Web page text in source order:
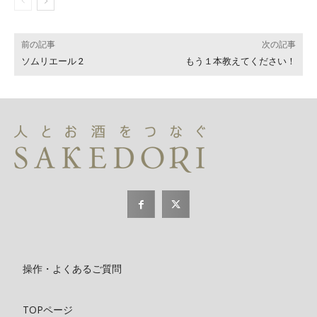
前の記事
ソムリエール 2
次の記事
もう１本教えてください！
操作・よくあるご質問
TOPページ